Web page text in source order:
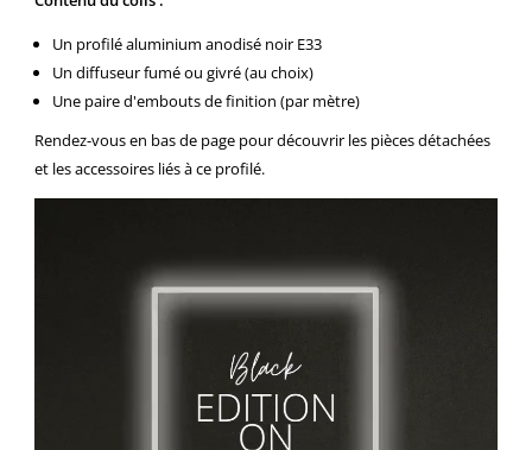
Un profilé aluminium anodisé noir E33
Un diffuseur fumé ou givré (au choix)
Une paire d'embouts de finition (par mètre)
Rendez-vous en bas de page pour découvrir les pièces détachées
et les accessoires liés à ce profilé.